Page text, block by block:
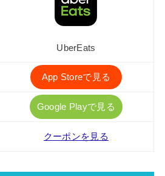
UberEats
App Storeで見る
Google Playで見る
クーポンを見る